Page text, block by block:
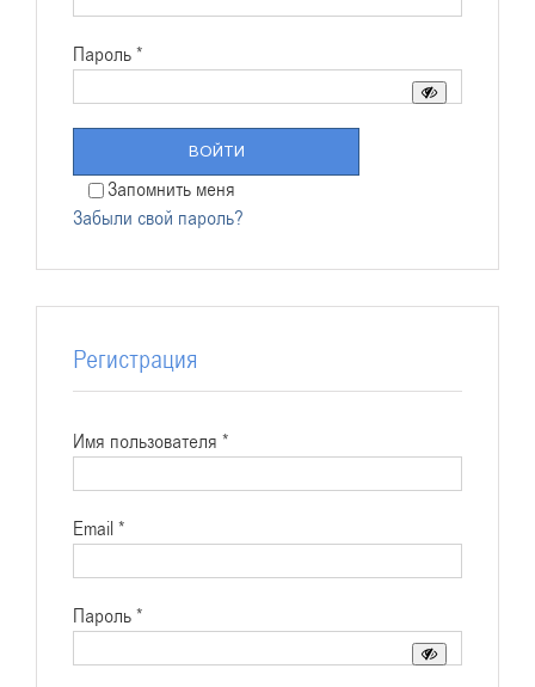
Пароль*
Запомнить меня
ВОЙТИ
Забыли свой пароль?
Регистрация
Имя пользователя *
Email*
Пароль*